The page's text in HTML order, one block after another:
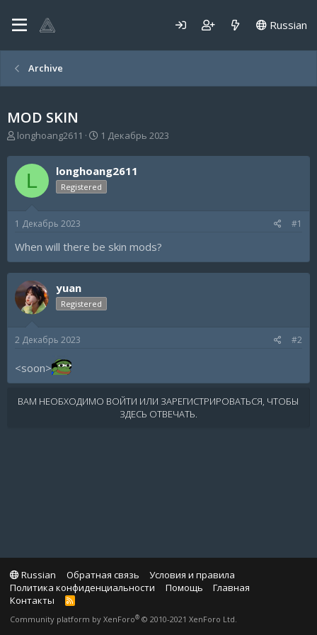
Russian
Archive
MOD SKIN
А
т
о
р
т
м
longhoang2611
Д
т
а
н
а
1 Декабрь 2023
L longhoang2611
Registered
1 Декабрь 2023 #1
When will there be skin mods?
yuan
Registered
2 Декабрь 2023 #2
<soon>
ВАМ НЕОБХОДИМО ВОЙТИ ИЛИ ЗАРЕГИСТРИРОВАТЬСЯ, ЧТОБЫ
ЗДЕСЬ ОТВЕЧАТЬ.
Russian Обратная связь
Условия и правила
Политика конфиденциальности
Помощь
Главная
Контакты
R
S
Community platform by XenForo® © 2010-2021 XenForo Ltd.